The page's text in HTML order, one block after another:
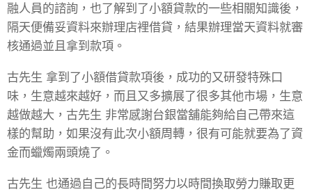
融人員的諮詢，也了解到了小額貸款的一些相關知識後，
隔天便備妥資料來辦理店裡借貸，結果辦理當天資料就審
核通過並且拿到款項。
古先生 拿到了小額借貸款項後，成功的又研發特殊口
味，生意越來越好，而且又多擴展了很多其他市場，生意
越做越大，古先生 非常感謝台銀當舖能夠給自己帶來這
樣的幫助，如果沒有此次小額周轉，很有可能就要為了資
金而蠟燭兩頭燒了。
古先生 也通過自己的長時間努力以時間換取勞力賺取更